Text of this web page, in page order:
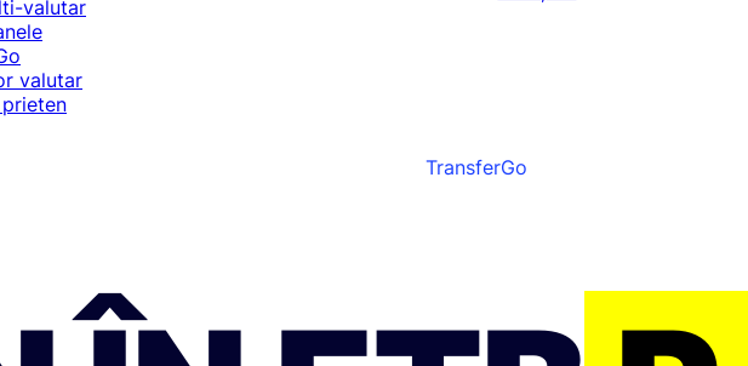
valutar
valutar
TransferGo